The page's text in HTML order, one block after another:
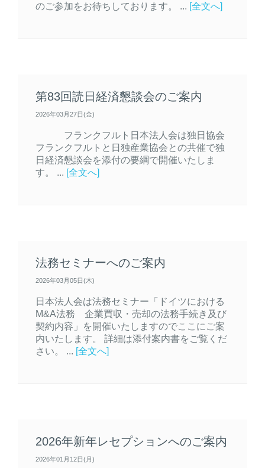
のご参加をお待ちしております。 ... [全文へ]
第83回読日経済懇談会のご案内
2026年03月27日(金)
フランクフルト日本法人会は独日協会
フランクフルトと日独産業協会との共催で独
日経済懇談会を添付の要綱で開催いたしま
す。 ... [全文へ]
法務セミナーへのご案内
2026年03月05日(木)
日本法人会は法務セミナー「ドイツにおける
M&A法務 企業買収・売却の法務手続き及び
契約内容」を開催いたしますのでここにご案
内いたします。 詳細は添付案内書をご覧くだ
さい。 ... [全文へ]
2026年新年レセプションへのご案内
2026年01月12日(月)